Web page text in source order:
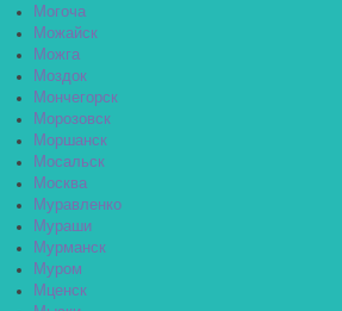
Могоча
Можайск
Можга
Моздок
Мончегорск
Морозовск
Моршанск
Мосальск
Москва
Муравленко
Мураши
Мурманск
Муром
Мценск